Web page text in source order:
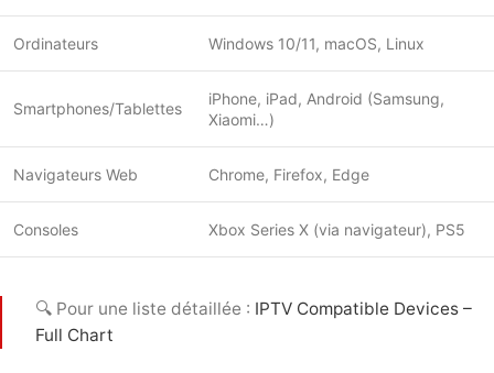
Ordinateurs Windows 10/11, macOS, Linux
Smartphones/Tablettes
iPhone, iPad, Android (Samsung,
Xiaomi…)
Navigateurs Web Chrome, Firefox, Edge
Consoles Xbox Series X (via navigateur), PS5
🔍 Pour une liste détaillée : IPTV Compatible Devices –
Full Chart